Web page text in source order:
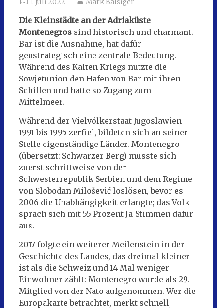
1. Juli 2022 Mark Balsiger
Die Kleinstädte an der Adriaküste
Montenegrossind historisch und charmant.
Bar ist die Ausnahme, hat dafür
geostrategisch eine zentrale Bedeutung.
Während des Kalten Kriegs nutzte die
Sowjetunion den Hafen von Bar mit ihren
Schiffen und hatte so Zugang zum
Mittelmeer.
Während der Vielvölkerstaat Jugoslawien
1991 bis 1995 zerfiel, bildeten sich an seiner
Stelle eigenständige Länder. Montenegro
(übersetzt: Schwarzer Berg) musste sich
zuerst schrittweise von der
Schwesterrepublik Serbien und dem Regime
von Slobodan Milošević loslösen, bevor es
2006 die Unabhängigkeit erlangte; das Volk
sprach sich mit 55 Prozent Ja-Stimmen dafür
aus.
2017 folgte ein weiterer Meilenstein in der
Geschichte des Landes, das dreimal kleiner
ist als die Schweiz und 14 Mal weniger
Einwohner zählt: Montenegro wurde als 29.
Mitglied von der Nato aufgenommen. Wer die
Europakarte betrachtet, merkt schnell,